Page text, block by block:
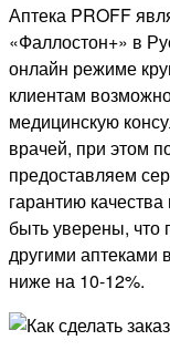
Аптека PROFF
«Фаллостон+» в
онлайн режиме
клиентам
медицинскую
врачей, при этом
предоставляем
гарантию
быть уверены, что
другими аптеками
ниже на 10-12%.